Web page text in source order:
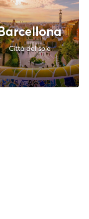
Città del sole